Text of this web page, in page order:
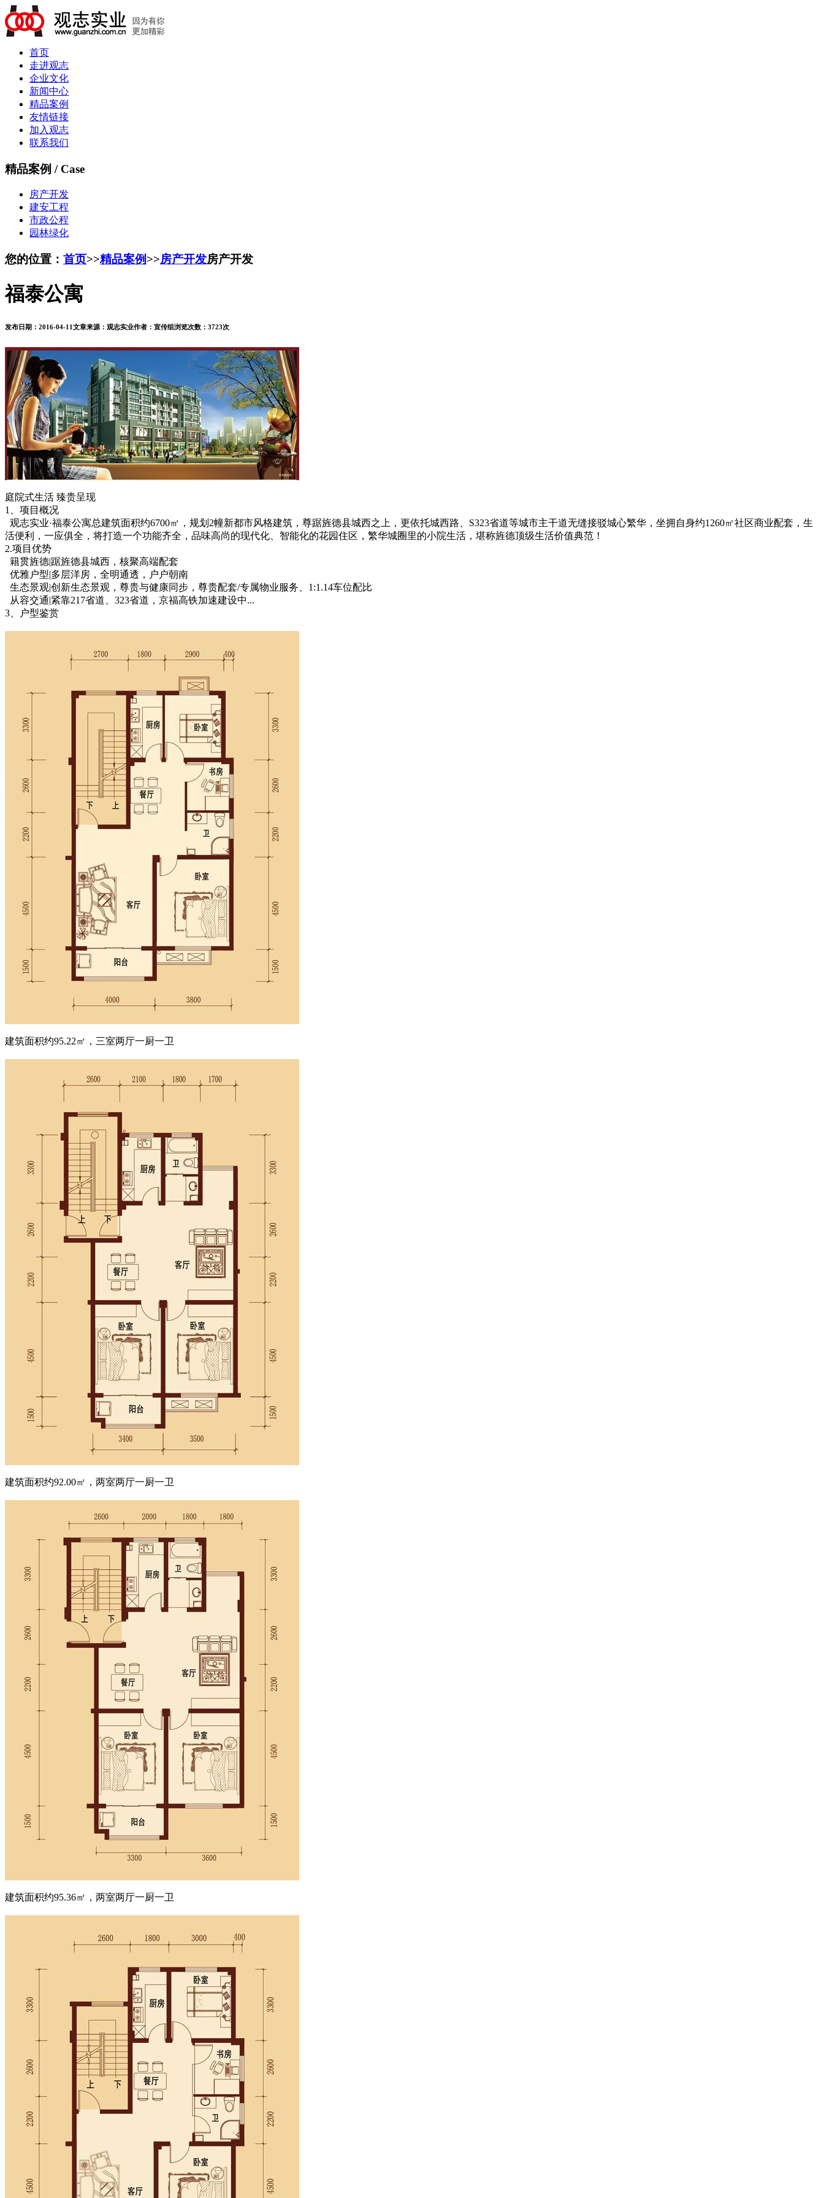
首页
走进观志
企业文化
新闻中心
精品案例
友情链接
加入观志
联系我们
精品案例 / Case
房产开发
建安工程
市政公程
园林绿化
您的位置： 首页>>精品案例>>房产开发房产开发
福泰公寓
发布日期： 2016-04-11文章来源： 观志实业作者： 宣传组浏览次数： 3723次
庭院式生活 臻贵呈现
1、项目概况
观志实业·福泰公寓总建筑面积约6700㎡，规划2幢新都市风格建筑，尊踞旌德县城西之上，更依托城西路、S323省道等城市主干道无缝接驳城心繁华，坐拥自身约1260㎡社区商业配套，生
活便利，一应俱全，将打造一个功能齐全，品味高尚的现代化、智能化的花园住区，繁华城圈里的小院生活，堪称旌德顶级生活价值典范！
2.项目优势
籍贯旌德|踞旌德县城西，核聚高端配套
优雅户型|多层洋房，全明通透，户户朝南
生态景观|创新生态景观，尊贵与健康同步，尊贵配套/专属物业服务、1:1.14车位配比
从容交通|紧靠217省道、323省道，京福高铁加速建设中...
3、户型鉴赏
建筑面积约95.22㎡，三室两厅一厨一卫
建筑面积约92.00㎡，两室两厅一厨一卫
建筑面积约95.36㎡，两室两厅一厨一卫